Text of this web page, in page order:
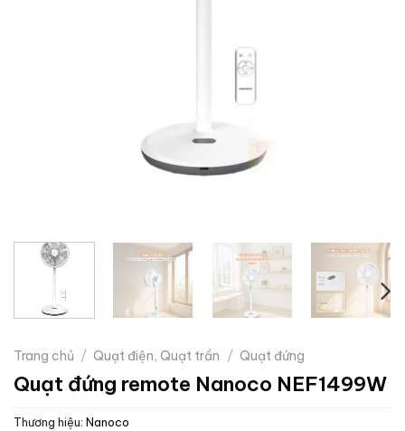
Trang chủ / Quạt điện, Quạt trần / Quạt đứng
Quạt đứng remote Nanoco NEF1499W
Thương hiệu: Nanoco